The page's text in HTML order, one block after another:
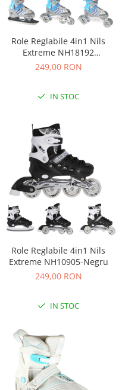
Role Reglabile 4in1 Nils
Extreme NH18192
Gri/Albastru
249,00 RON
IN STOC
Role Reglabile 4in1 Nils
Extreme NH10905-Negru
249,00 RON
IN STOC